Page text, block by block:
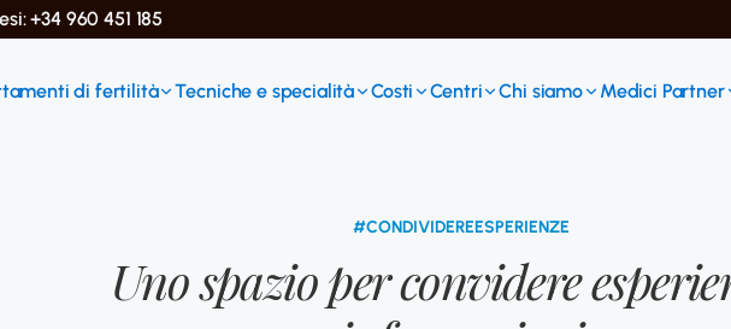
+34 960 451 185
di fertilità Tecniche e specialità Costi Centri Chi siamo Medici Partner
#CONDIVIDEREESPERIENZE
Uno spazio per convidere